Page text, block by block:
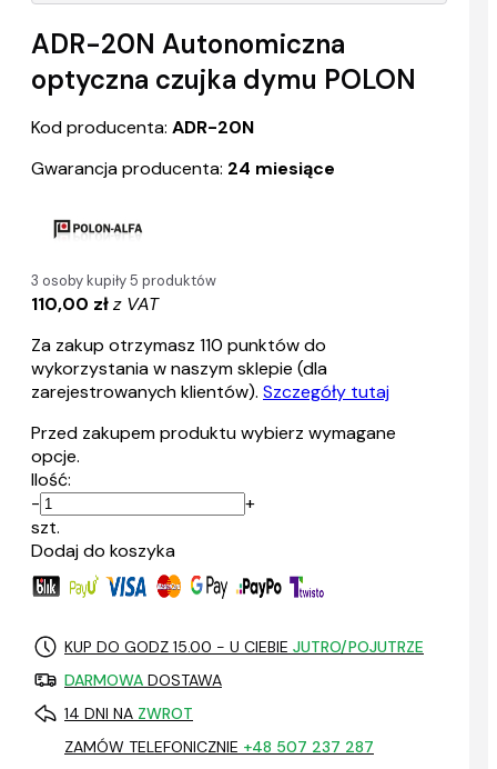
ADR-20N Autonomiczna
optyczna czujka dymu POLON
Kod producenta: ADR-20N
Gwarancja producenta: 24 miesiące
3 osoby kupiły 5 produktów
110,00 złz VAT
Za zakup otrzymasz 110 punktów do
wykorzystania w naszym sklepie (dla
zarejestrowanych klientów). Szczegóły tutaj
Przed zakupem produktu wybierz wymagane
opcje.
Ilość:
-
+
szt.
Dodaj do koszyka
KUP DO GODZ 15.00 - U CIEBIE JUTRO/POJUTRZE
DARMOWA DOSTAWA
14 DNI NA ZWROT
ZAMÓW TELEFONICZNIE +48 507 237 287